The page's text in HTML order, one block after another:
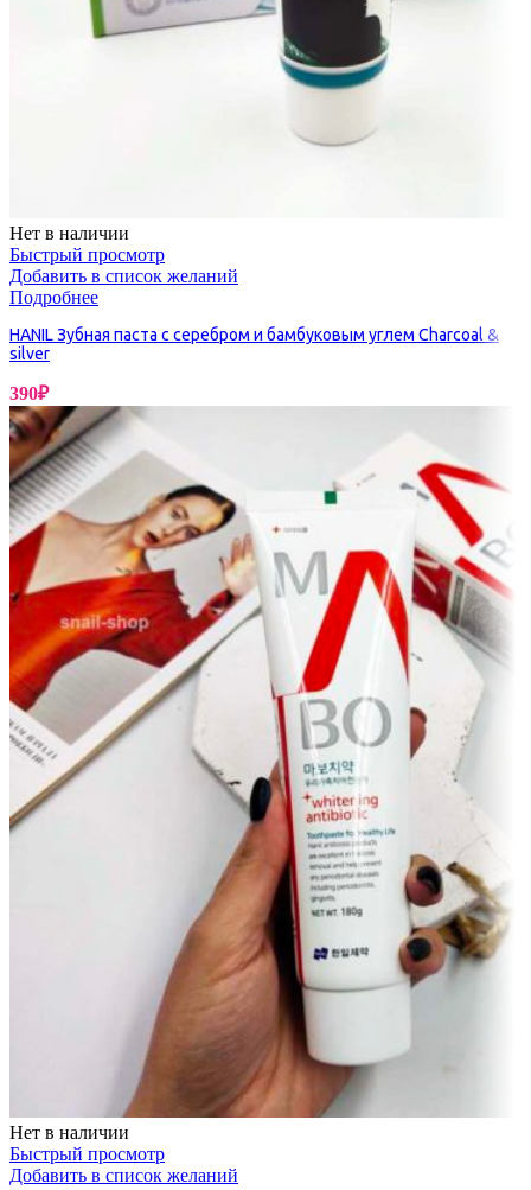
Нет в наличии
Быстрый просмотр
Добавить в список желаний
Подробнее
HANIL Зубная паста с серебром и бамбуковым углем Charcoal &
silver
390₽
Нет в наличии
Быстрый просмотр
Добавить в список желаний